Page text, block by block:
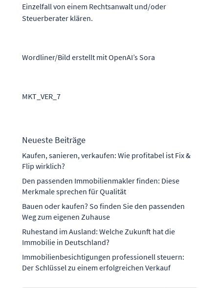
Einzelfall von einem Rechtsanwalt und/oder
Steuerberater klären.
Wordliner/Bild erstellt mit OpenAI’s Sora
MKT_VER_7
Neueste Beiträge
Kaufen, sanieren, verkaufen: Wie profitabel ist Fix &
Flip wirklich?
Den passenden Immobilienmakler finden: Diese
Merkmale sprechen für Qualität
Bauen oder kaufen? So finden Sie den passenden
Weg zum eigenen Zuhause
Ruhestand im Ausland: Welche Zukunft hat die
Immobilie in Deutschland?
Immobilienbesichtigungen professionell steuern:
Der Schlüssel zu einem erfolgreichen Verkauf